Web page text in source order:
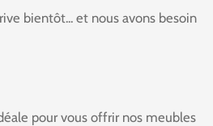
bientôt... et nous avons besoin
pour vous offrir nos meubles